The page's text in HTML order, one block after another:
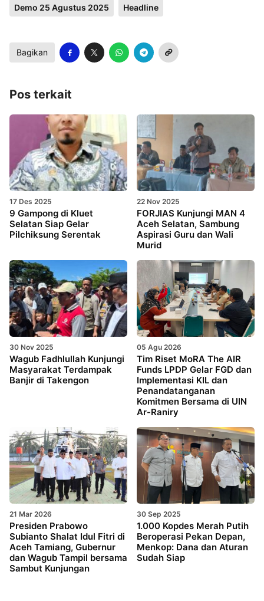
Demo 25 Agustus 2025 Headline
Bagikan
Pos terkait
17 Des 2025
9 Gampong di Kluet
Selatan Siap Gelar
Pilchiksung Serentak
22 Nov 2025
FORJIAS Kunjungi MAN 4
Aceh Selatan, Sambung
Aspirasi Guru dan Wali
Murid
30 Nov 2025
Wagub Fadhlullah Kunjungi
Masyarakat Terdampak
Banjir di Takengon
05 Agu 2026
Tim Riset MoRA The AIR
Funds LPDP Gelar FGD dan
Implementasi KIL dan
Penandatanganan
Komitmen Bersama di UIN
Ar-Raniry
21 Mar 2026
Presiden Prabowo
Subianto Shalat Idul Fitri di
Aceh Tamiang, Gubernur
dan Wagub Tampil bersama
Sambut Kunjungan
30 Sep 2025
1.000 Kopdes Merah Putih
Beroperasi Pekan Depan,
Menkop: Dana dan Aturan
Sudah Siap